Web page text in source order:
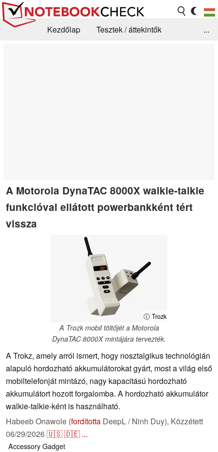
Kezdőlap
Tesztek / áttekintők
...
A Motorola DynaTAC 8000X walkie-talkie
funkcióval ellátott powerbankként tért
vissza
ⓘ Trozk
A Trozk mobil töltőjét a Motorola
DynaTAC 8000X mintájára tervezték.
A Trokz, amely arról ismert, hogy nosztalgikus technológián
alapuló hordozható akkumulátorokat gyárt, most a világ első
mobiltelefonját mintázó, nagy kapacitású hordozható
akkumulátort hozott forgalomba. A hordozható akkumulátor
walkie-talkie-ként is használható.
Habeeb Onawole (fordította DeepL / Ninh Duy), Közzétett
06/29/2026🇺🇸🇩🇪 ...
AccessoryGadget